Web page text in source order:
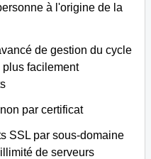
à l'origine de la
de gestion du cycle
plus facilement
par certificat
SSL par sous-domaine
de serveurs